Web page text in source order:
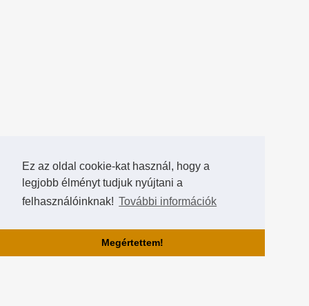
Ez az oldal cookie-kat használ, hogy a
legjobb élményt tudjuk nyújtani a
felhasználóinknak! További információk
Megértettem!